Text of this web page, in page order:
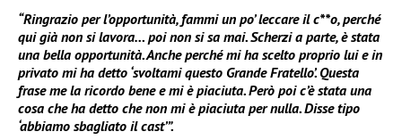
“Ringrazio per l’opportunità, fammi un po’ leccare il c**o, perché
qui già non si lavora… poi non si sa mai. Scherzi a parte, è stata
una bella opportunità. Anche perché mi ha scelto proprio lui e in
privato mi ha detto ‘svoltami questo Grande Fratello’. Questa
frase me la ricordo bene e mi è piaciuta. Però poi c’è stata una
cosa che ha detto che non mi è piaciuta per nulla. Disse tipo
‘abbiamo sbagliato il cast’”.